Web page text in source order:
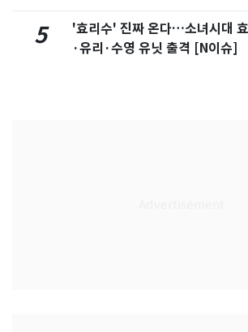
5
'효리수' 진짜 온다…소녀시대
·유리·수영 유닛 출격 [N이슈]